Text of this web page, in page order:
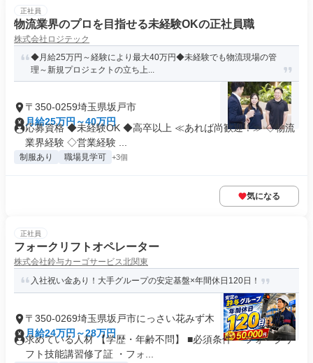
正社員
物流業界のプロを目指せる未経験OKの正社員職
株式会社ロジテック
◆月給25万円～経験により最大40万円◆未経験でも物流現場の管
理～新規プロジェクトの立ち上...
〒350-0259埼玉県坂戸市
月給25万円～40万円
応募資格 ◆未経験OK ◆高卒以上 ≪あれば尚歓迎！≫ ◇物流
業界経験 ◇営業経験 ...
制服あり 職場見学可 +3個
気になる
正社員
フォークリフトオペレーター
株式会社鈴与カーゴサービス北関東
入社祝い金あり！大手グループの安定基盤×年間休日120日！
〒350-0269埼玉県坂戸市にっさい花みず木
月給24万円～28万円
求めている人材 【学歴・年齢不問】 ■必須条件 ・フォークリ
フト技能講習修了証 ・フォ...